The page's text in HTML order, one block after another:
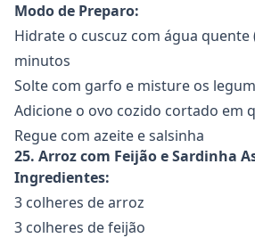
Modo de Preparo:
Hidrate o cuscuz com água quente
minutos
Solte com garfo e misture os
Adicione o ovo cozido cortado em
Regue com azeite e salsinha
25. Arroz com Feijão e Sardinha
Ingredientes:
3 colheres de arroz
3 colheres de feijão